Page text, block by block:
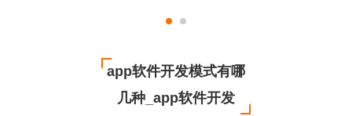
app软件开发模式有哪
几种_app软件开发